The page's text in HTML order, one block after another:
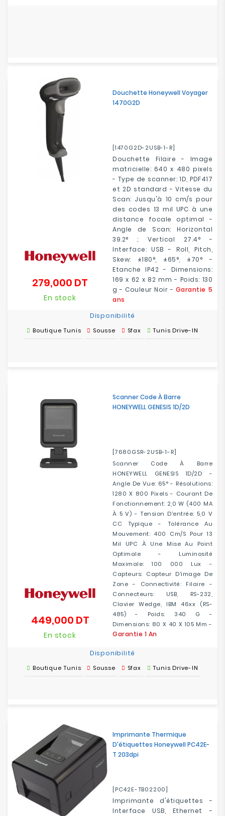
Douchette Honeywell Voyager
1470G2D
[1470G2D-2USB-1-R]
Douchette Filaire - Image
matricielle: 640 x 480 pixels
- Type de scanner: 1D, PDF417
et 2D standard - Vitesse du
Scan: Jusqu'à 10 cm/s pour
des codes 13 mil UPC à une
distance focale optimal -
Angle de Scan: Horizontal
39.2° ; Vertical 27.4° -
Interface: USB - Roll, Pitch,
Skew: ±180°, ±65°, ±70° -
Etanche IP42 - Dimensions:
169 x 62 x 82 mm - Poids: 130
g - Couleur Noir - Garantie 5
ans
279,000 DT
En stock
Disponibilité
Boutique Tunis Sousse Sfax Tunis Drive-IN
Scanner Code À Barre
HONEYWELL GENESIS 1D/2D
[7680GSR-2USB-1-R]
Scanner Code À Barre
HONEYWELL GENESIS 1D/2D -
Angle De Vue: 65° - Résolutions:
1280 X 800 Pixels - Courant De
Fonctionnement: 2,0 W (400 MA
À 5 V) - Tension D'entrée: 5,0 V
CC Typique - Tolérance Au
Mouvement: 400 Cm/s Pour 13
Mil UPC À Une Mise Au Point
Optimale - Luminosité
Maximale: 100 000 Lux -
Capteurs: Capteur D'image De
Zone - Connectivité: Filaire -
Connecteurs: USB, RS-232,
Clavier Wedge, IBM 46xx (RS-
485) - Poids: 340 G -
Dimensions: 80 X 40 X 105 Mm -
Garantie 1 An
449,000 DTPrix
En stock
Disponibilité
Boutique Tunis Sousse Sfax Tunis Drive-IN
Imprimante Thermique
D'étiquettes Honeywell PC42E-
T 203dpi
[PC42E-TB02200]
Imprimante d'étiquettes -
Interface USB, Ethernet
-